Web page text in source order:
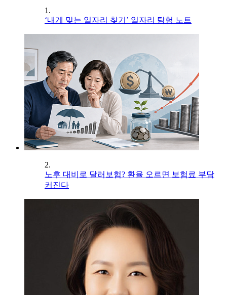
1.
‘내게 맞는 일자리 찾기’ 일자리 탐험 노트
2.
노후 대비로 달러보험? 환율 오르면 보험료 부담
커진다